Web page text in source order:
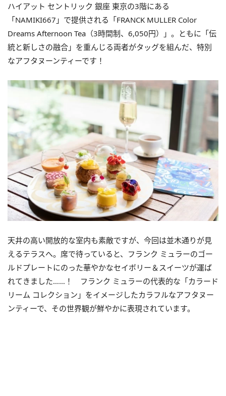
ハイアット セントリック 銀座 東京の3階にある
「NAMIKI667」で提供される「FRANCK MULLER Color
Dreams Afternoon Tea（3時間制、6,050円）」。ともに「伝
統と新しさの融合」を重んじる両者がタッグを組んだ、特別
なアフタヌーンティーです！
天井の高い開放的な室内も素敵ですが、今回は並木通りが見
えるテラスへ。席で待っていると、フランク ミュラーのゴー
ルドプレートにのった華やかなセイボリー＆スイーツが運ば
れてきました……！ フランク ミュラーの代表的な「カラード
リーム コレクション」をイメージしたカラフルなアフタヌー
ンティーで、その世界観が鮮やかに表現されています。